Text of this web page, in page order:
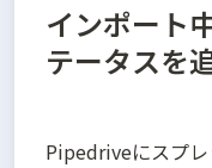
インポート
テータスを
Pipedriveにスプ